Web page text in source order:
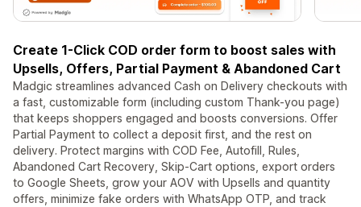
Create 1-Click COD order form to boost sales with
Upsells, Offers, Partial Payment & Abandoned Cart
Madgic streamlines advanced Cash on Delivery checkouts with
a fast, customizable form (including custom Thank-you page)
that keeps shoppers engaged and boosts conversions. Offer
Partial Payment to collect a deposit first, and the rest on
delivery. Protect margins with COD Fee, Autofill, Rules,
Abandoned Cart Recovery, Skip-Cart options, export orders
to Google Sheets, grow your AOV with Upsells and quantity
offers, minimize fake orders with WhatsApp OTP, and track